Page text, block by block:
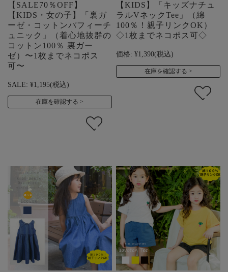
【SALE70％OFF】
【KIDS・女の子】「裏ガ
ーゼ・コットンパフィーチ
ュニック」（着心地抜群の
コットン100％ 裏ガー
ゼ）〜1枚までネコポス
可〜
SALE: ¥1,195(税込)
在庫を確認する
【KIDS】「キッズナチュ
ラルVネックTee」（綿
100％！親子リンクOK）
◇1枚までネコポス可◇
価格: ¥1,390(税込)
在庫を確認する